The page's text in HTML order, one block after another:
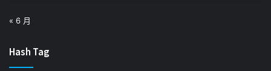
« 6 月
Hash Tag